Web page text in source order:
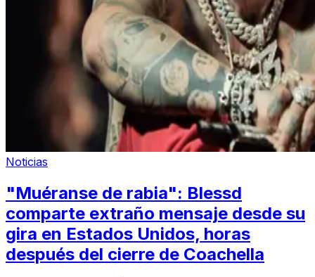
Noticias
"Muéranse de rabia": Blessd
comparte extraño mensaje desde su
gira en Estados Unidos, horas
después del cierre de Coachella